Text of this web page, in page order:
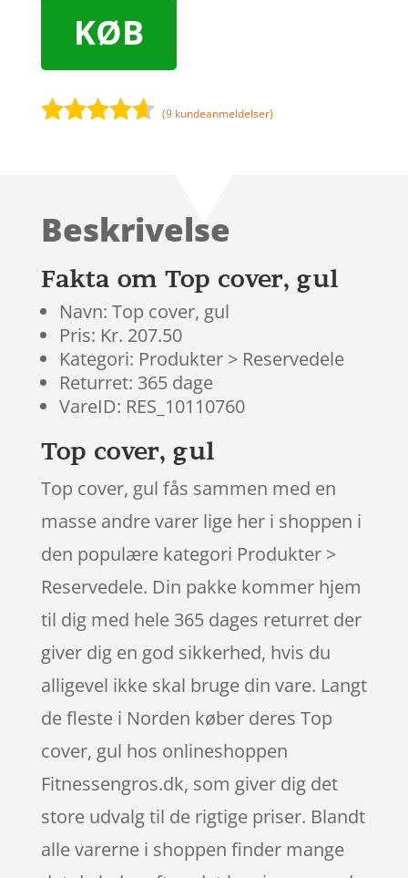
KØB
på
mmelser
(9 kundeanmeldelser)
Beskrivelse
Fakta om Top cover, gul
Navn: Top cover, gul
Pris: Kr. 207.50
Kategori: Produkter > Reservedele
Returret: 365 dage
VareID: RES_10110760
Top cover, gul
Top cover, gul fås sammen med en
masse andre varer lige her i shoppen i
den populære kategori Produkter >
Reservedele. Din pakke kommer hjem
til dig med hele 365 dages returret der
giver dig en god sikkerhed, hvis du
alligevel ikke skal bruge din vare. Langt
de fleste i Norden køber deres Top
cover, gul hos onlineshoppen
Fitnessengros.dk, som giver dig det
store udvalg til de rigtige priser. Blandt
alle varerne i shoppen finder mange